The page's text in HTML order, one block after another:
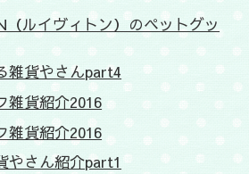
ルイヴィトン）のペットグッ
雑貨やさんpart4
雑貨紹介2016
雑貨紹介2016
やさん紹介part1